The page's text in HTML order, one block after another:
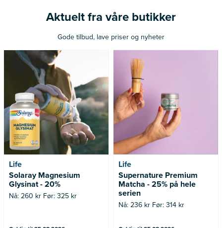
Aktuelt fra våre butikker
Gode tilbud, lave priser og nyheter
Life
Solaray Magnesium
Glysinat - 20%
Nå: 260 kr Før: 325 kr
Nå: 260 kr Før: 325 kr
Life
Supernature Premium
Matcha - 25% på hele
serien
Nå: 236 kr Før: 314 kr